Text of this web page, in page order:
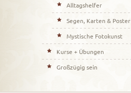
Alltagshelfer
Segen, Karten & Poster
Mystische Fotokunst
Kurse + Übungen
Großzügig sein